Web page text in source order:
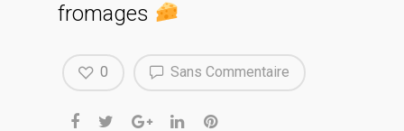
fromages
Sans Commentaire
0